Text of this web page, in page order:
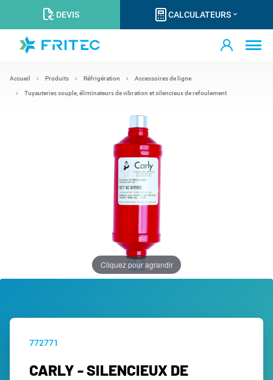
DEVIS CALCULATEURS
Accueil Produits Réfrigération Accessoires de ligne
Tuyauteries souple, éliminateurs de vibration et silencieux de refoulement
Cliquez pour agrandir
772771
CARLY - SILENCIEUX DE